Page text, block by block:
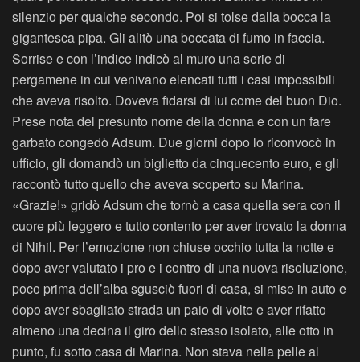
silenzio per qualche secondo. Poi si tolse dalla bocca la
gigantesca pipa. Gli alitò una boccata di fumo in faccia.
Sorrise e con l’indice indicò al muro una serie di
pergamene in cui venivano elencati tutti i casi impossibili
che aveva risolto. Doveva fidarsi di lui come del buon Dio.
Prese nota del presunto nome della donna e con un fare
garbato congedò Adsum. Due giorni dopo lo riconvocò in
ufficio, gli domandò un biglietto da cinquecento euro, e gli
raccontò tutto quello che aveva scoperto su Marina.
«Grazie!» gridò Adsum che tornò a casa quella sera con il
cuore più leggero e tutto contento per aver trovato la donna
di Nihil. Per l’emozione non chiuse occhio tutta la notte e
dopo aver valutato i pro e i contro di una nuova risoluzione,
poco prima dell’alba sgusciò fuori di casa, si mise in auto e
dopo aver sbagliato strada un paio di volte e aver rifatto
almeno una decina il giro dello stesso isolato, alle otto in
punto, fu sotto casa di Marina. Non stava nella pelle al